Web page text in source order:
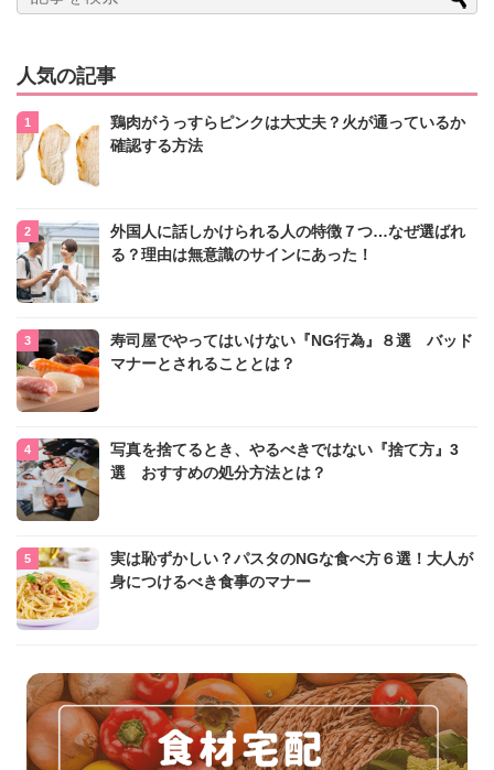
人気の記事
鶏肉がうっすらピンクは大丈夫？火が通っているか
確認する方法
外国人に話しかけられる人の特徴７つ…なぜ選ばれ
る？理由は無意識のサインにあった！
寿司屋でやってはいけない『NG行為』８選 バッド
マナーとされることとは？
写真を捨てるとき、やるべきではない『捨て方』3
選 おすすめの処分方法とは？
実は恥ずかしい？パスタのNGな食べ方６選！大人が
身につけるべき食事のマナー